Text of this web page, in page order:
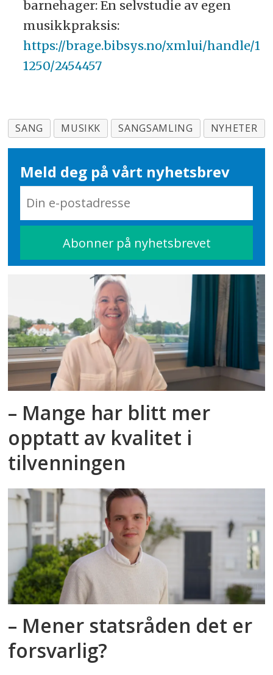
barnehager: En selvstudie av egen
musikkpraksis:
https://brage.bibsys.no/xmlui/handle/1
1250/2454457
SANG MUSIKK SANGSAMLING NYHETER
Meld deg på vårt nyhetsbrev
– Mange har blitt mer
opptatt av kvalitet i
tilvenningen
– Mener statsråden det er
forsvarlig?